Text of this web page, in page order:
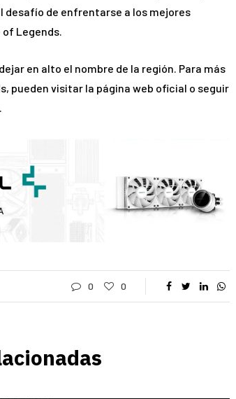
desafío de enfrentarse a los mejores
Legends.
en alto el nombre de la región. Para más
pueden visitar la página web oficial o seguir
0 0